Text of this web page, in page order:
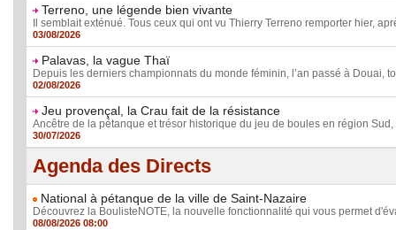
Terreno, une légende bien vivante
Il semblait exténué. Tous ceux qui ont vu Thierry Terreno remporter hier,
03/08/2026
Palavas, la vague Thaï
Depuis les derniers championnats du monde féminin, l’an passé à Douai,
02/08/2026
Jeu provençal, la Crau fait de la résistance
Ancêtre de la pétanque et trésor historique du jeu de boules en région
30/07/2026
Agenda des Directs
National à pétanque de la ville de Saint-Nazaire
Découvrez la BoulisteNOTE, la nouvelle fonctionnalité qui vous permet
08/08/2026 08:00